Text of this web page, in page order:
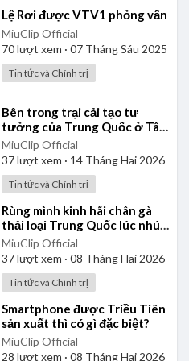
⁣Lệ Rơi được VTV1 phỏng vấn
MiuClip Official
70lượt xem · 07 Tháng Sáu 2025
Tin tức và Chính trị
⁣Bên trong trại cải tạo tư
tưởng của Trung Quốc ở Tân
Cương
MiuClip Official
37lượt xem · 14 Tháng Hai 2026
Tin tức và Chính trị
⁣Rùng mình kinh hãi chân gà
thải loại Trung Quốc lúc nhúc
giòi bọ, cấp đông 20 năm
MiuClip Official
37lượt xem · 08 Tháng Hai 2026
Tin tức và Chính trị
⁣Smartphone được Triều Tiên
sản xuất thì có gì đặc biệt?
MiuClip Official
28 lượt xem · 08 Tháng Hai 2026